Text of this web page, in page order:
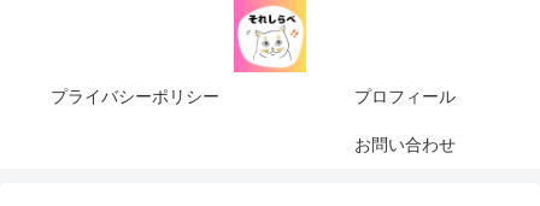
プライバシーポリシー プロフィール
お問い合わせ